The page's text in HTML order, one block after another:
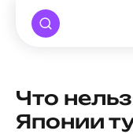
Что
Японии